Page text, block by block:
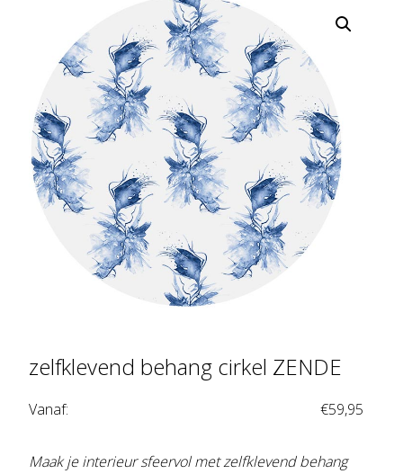
zelfklevend behang cirkel ZENDE
Vanaf: €59,95
Maak je interieur sfeervol met zelfklevend behang